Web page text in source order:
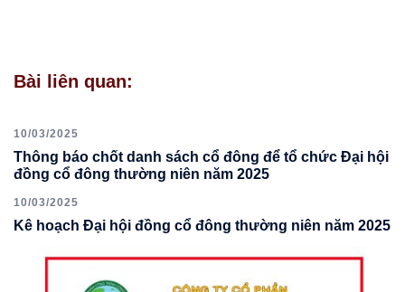
Bài liên quan:
10/03/2025
Thông báo chốt danh sách cổ đông để tổ chức Đại hội
đồng cổ đông thường niên năm 2025
10/03/2025
Kê hoạch Đại hội đồng cổ đông thường niên năm 2025